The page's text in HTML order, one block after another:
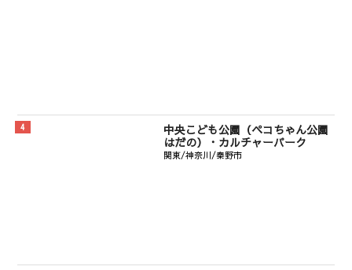
中央こども公園（ペコちゃん公園
はだの）・カルチャーパーク
関東/神奈川/秦野市